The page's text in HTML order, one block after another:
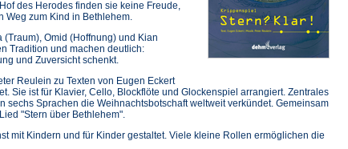
des Herodes finden sie keine Freude,
Weg zum Kind in Bethlehem.
Omid (Hoffnung) und Kian
Tradition und machen deutlich:
und Zuversicht schenkt.
Reulein zu Texten von Eugen Eckert
Sie ist für Klavier, Cello, Blockflöte und Glockenspiel arrangiert. Zentrales
sechs Sprachen die Weihnachtsbotschaft weltweit verkündet. Gemeinsam
"Stern über Bethlehem".
mit Kindern und für Kinder gestaltet. Viele kleine Rollen ermöglichen die